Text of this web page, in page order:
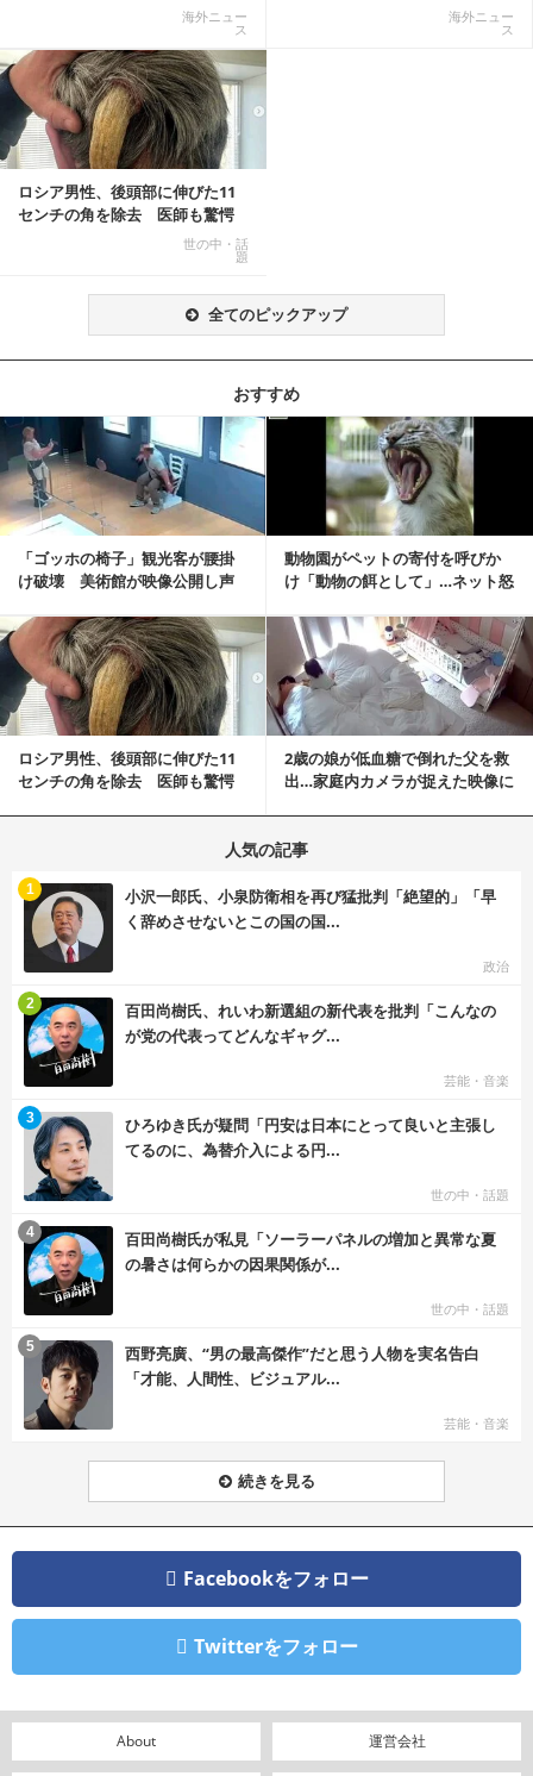
海外ニュー
ス
海外ニュー
ス
ロシア男性、後頭部に伸びた11
センチの角を除去 医師も驚愕
世の中・話
題
全てのピックアップ
おすすめ
「ゴッホの椅子」観光客が腰掛
け破壊 美術館が映像公開し声
動物園がペットの寄付を呼びか
け「動物の餌として」…ネット怒
記事を読む
ロシア男性、後頭部に伸びた11
センチの角を除去 医師も驚愕
2歳の娘が低血糖で倒れた父を救
出…家庭内カメラが捉えた映像に
記事を読む
人気の記事
小沢一郎氏、小泉防衛相を再び猛批判「絶望的」「早
く辞めさせないとこの国の国...
政治
1
百田尚樹氏、れいわ新選組の新代表を批判「こんなの
が党の代表ってどんなギャグ...
芸能・音楽
2
ひろゆき氏が疑問「円安は日本にとって良いと主張し
てるのに、為替介入による円...
世の中・話題
3
百田尚樹氏が私見「ソーラーパネルの増加と異常な夏
の暑さは何らかの因果関係が...
世の中・話題
4
西野亮廣、“男の最高傑作”だと思う人物を実名告白
「才能、人間性、ビジュアル...
芸能・音楽
5
続きを見る
Facebookをフォロー
Twitterをフォロー
About 運営会社